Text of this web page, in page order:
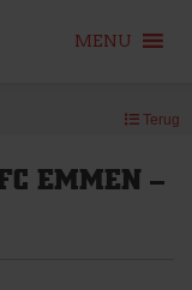
MENU
Terug
EMMEN –